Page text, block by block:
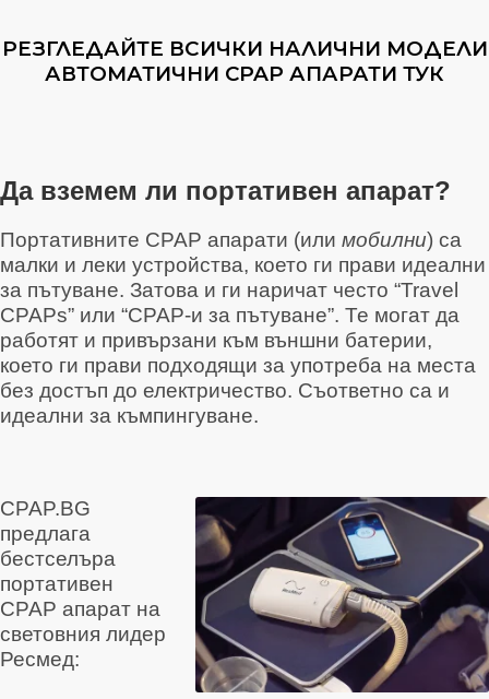
РЕЗГЛЕДАЙТЕ ВСИЧКИ НАЛИЧНИ МОДЕЛИ
АВТОМАТИЧНИ CPAP АПАРАТИ ТУК
Да вземем ли портативен апарат?
Портативните CPAP апарати (или мобилни) са
малки и леки устройства, което ги прави идеални
за пътуване. Затова и ги наричат често “Travel
CPAPs” или “CPAP-и за пътуване”. Те могат да
работят и привързани към външни батерии,
което ги прави подходящи за употреба на места
без достъп до електричество. Съответно са и
идеални за къмпингуване.
CPAP.BG
предлага
бестселъра
портативен
CPAP апарат на
световния лидер
Ресмед: